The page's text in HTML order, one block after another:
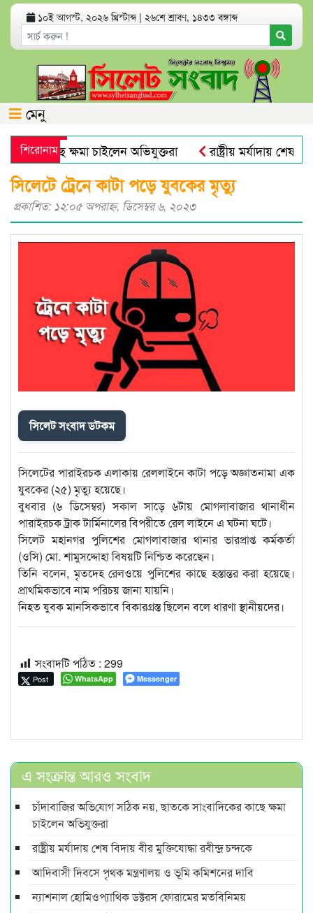
১০ই আগস্ট, ২০২৬ খ্রিস্টাব্দ | ২৬শে শ্রাবণ, ১৪৩৩ বঙ্গাব্দ
মেনু
শিরোনাম
কাছে ক্ষমা চাইলেন অভিযুক্তরা
রাষ্ট্রীয় মর্যাদায় শেষ
হলো নতুন নম্বর
সিলেটে ট্রেনে কাটা পড়ে যুবকের মৃত্যু
প্রকাশিত: ১২:০৫ অপরাহ্ণ, ডিসেম্বর ৬, ২০২৩
সিলেট সংবাদ ডটকম
সিলেটের পারাইরচক এলাকায় রেললাইনে কাটা পড়ে অজ্ঞাতনামা এক
যুবকের (২৫) মৃত্যু হয়েছে।
বুধবার (৬ ডিসেম্বর) সকাল সাড়ে ৬টায় মোগলাবাজার থানাধীন
পারাইরচক ট্রাক টার্মিনালের বিপরীতে রেল লাইনে এ ঘটনা ঘটে।
সিলেট মহানগর পুলিশের মোগলাবাজার থানার ভারপ্রাপ্ত কর্মকর্তা
(ওসি) মো. শামুসদ্দোহা বিষয়টি নিশ্চিত করেছেন।
তিনি বলেন, মৃতদেহ রেলওয়ে পুলিশের কাছে হস্তান্তর করা হয়েছে।
প্রাথমিকভাবে নাম পরিচয় জানা যায়নি।
নিহত যুবক মানসিকভাবে বিকারগ্রস্ত ছিলেন বলে ধারণা স্থানীয়দের।
সংবাদটি পঠিত : 299
Post WhatsApp Messenger
এ সংক্রান্ত আরও সংবাদ
চাঁদাবা‌জির অ‌ভি‌যোগ স‌ঠিক নয়, ছাতকে সাংবাদিকের কাছে ক্ষমা
চাইলেন অভিযুক্তরা
রাষ্ট্রীয় মর্যাদায় শেষ বিদায় বীর মুক্তিযোদ্ধা রবীন্দ্র চন্দকে
আদিবাসী দিবসে পৃথক মন্ত্রণালয় ও ভূমি কমিশনের দাবি
ন্যাশনাল হোমিওপ্যাথিক ডক্টরস ফোরামের মতবিনিময়